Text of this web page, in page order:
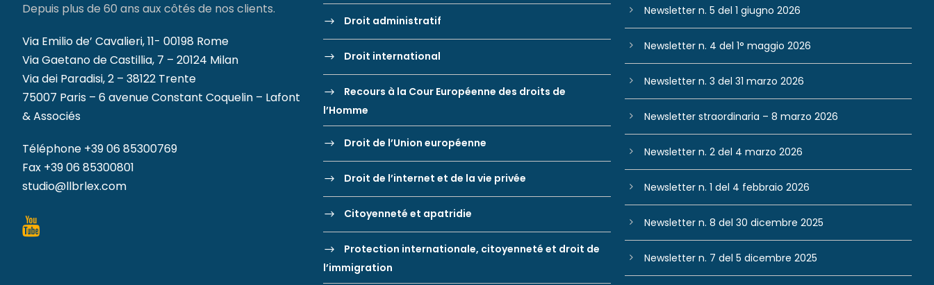
Depuis plus de 60 ans aux côtés de nos clients.
Via Emilio de’ Cavalieri, 11- 00198 Rome
Via Gaetano de Castillia, 7 – 20124 Milan
Via dei Paradisi, 2 – 38122 Trente
75007 Paris – 6 avenue Constant Coquelin – Lafont
& Associés
Téléphone +39 06 85300769
Fax +39 06 85300801
studio@llbrlex.com
Droit administratif
Droit international
Recours à la Cour Européenne des droits de
l’Homme
Droit de l’Union européenne
Droit de l’internet et de la vie privée
Citoyenneté et apatridie
Protection internationale, citoyenneté et droit de
l’immigration
Newsletter n. 5 del 1 giugno 2026
Newsletter n. 4 del 1° maggio 2026
Newsletter n. 3 del 31 marzo 2026
Newsletter straordinaria – 8 marzo 2026
Newsletter n. 2 del 4 marzo 2026
Newsletter n. 1 del 4 febbraio 2026
Newsletter n. 8 del 30 dicembre 2025
Newsletter n. 7 del 5 dicembre 2025